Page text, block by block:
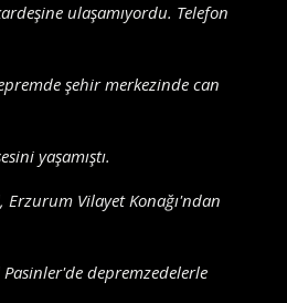
ulaşamıyordu. Telefon
şehir merkezinde can
yaşamıştı.
Erzurum Vilayet Konağı'ndan
depremzedelerle